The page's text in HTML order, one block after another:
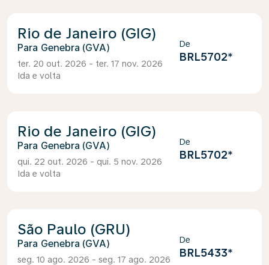
Rio de Janeiro (GIG)
Genebra (GVA)
ter. 20 out. 2026 - ter. 17 nov. 2026
Ida e volta
De
BRL5702*
Rio de Janeiro (GIG)
Genebra (GVA)
qui. 22 out. 2026 - qui. 5 nov. 2026
Ida e volta
De
BRL5702*
São Paulo (GRU)
Genebra (GVA)
seg. 10 ago. 2026 - seg. 17 ago. 2026
De
BRL5433*